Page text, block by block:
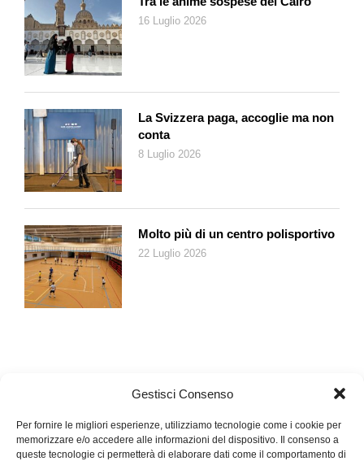
Gestisci Consenso
Per fornire le migliori esperienze, utilizziamo tecnologie come i cookie per
memorizzare e/o accedere alle informazioni del dispositivo. Il consenso a
queste tecnologie ci permetterà di elaborare dati come il comportamento di
inferiori: la categoria di lavoratori che è la colonna portante
della nostra classe media. La statistica dei salari ci consente
anche di accertare come lo scarto salariale si sia evoluto nel
corso degli ultimi anni. A livello di salario medio generale, dal
passando dal 16,3 al 18,2%. L’aumento maggiore si è avuto
nella categoria dei quadri medi e superiori, con più di 5,2 punti,
mentre l’inferiore si è manifestato nella categoria dei
responsabili dell’esecuzione dei lavori, con uno 0,2 di punto.
Quali sono i fattori che fanno crescere lo scarto salariale, non
salariale definita dalla posizione dei lavoratori nella
professione? Difficile pensare che siano differenze nella
portata o nella qualità delle mansioni affidate alle singole
categorie. È probabile che un quadro superiore di una ditta
della Svizzera tedesca abbia le stesse responsabilità e un
Svizzera, sono probabilmente dovute alla struttura
dell’occupazione per rami di attività e alla struttura
16 Luglio 2026
La Svizzera paga, accoglie ma non
conta
8 Luglio 2026
Molto più di un centro polisportivo
22 Luglio 2026